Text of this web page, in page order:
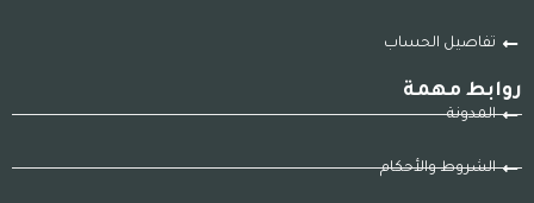
تفاصيل الحساب
روابط مهمة
المدونة
الشروط والأحكام